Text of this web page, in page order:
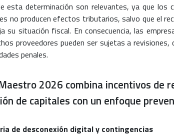
esta determinación son relevantes, ya que
no producen efectos tributarios, salvo que el
su situación fiscal. En consecuencia, las
proveedores pueden ser sujetas a
penales.
2026 combina incentivos de
de capitales con un enfoque
de desconexión digital y contingencias